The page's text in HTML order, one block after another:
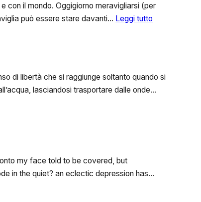
FELICI
con il mondo. Oggigiorno meravigliarsi (per
può essere stare davanti… Leggi tutto
di libertà che si raggiunge soltanto quando si
lasciandosi trasportare dalle onde…
my face told to be covered, but
in the quiet? an eclectic depression has…